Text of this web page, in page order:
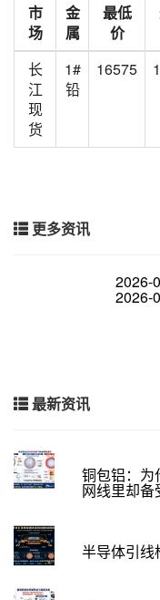
市
场
金
属
最低
价
长
江
现
货
1#
铅
16575
更多资讯
2026-
2026-
最新资讯
铜包铝：为
网线里却备
半导体引线